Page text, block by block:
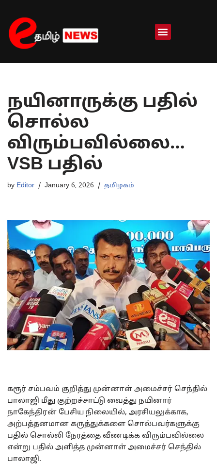
Skip
to
content
நயினாருக்கு பதில்
சொல்ல
விரும்பவில்லை…
VSB பதில்
by Editor January 6, 2026 தமிழகம்
கரூர் சம்பவம் குறித்து முன்னாள் அமைச்சர் செந்தில்
பாலாஜி மீது குற்றச்சாட்டு வைத்து நயினார்
நாகேந்திரன் பேசிய நிலையில், அரசியலுக்காக,
அற்பத்தனமான கருத்துக்களை சொல்பவர்களுக்கு
பதில் சொல்லி நேரத்தை வீணடிக்க விரும்பவில்லை
என்று பதில் அளித்த முன்னாள் அமைச்சர் செந்தில்
பாலாஜி.